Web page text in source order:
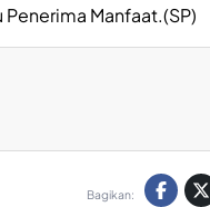
Penerima Manfaat.(SP)
Bagikan: